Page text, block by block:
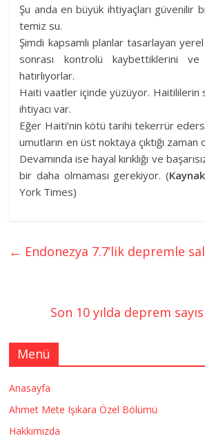
Şu anda en büyük ihtiyaçları güvenilir
temiz su.
Şimdi kapsamlı planlar tasarlayan
sonrası kontrolü kaybettiklerini ve
hatırlıyorlar.
Haiti vaatler içinde yüzüyor. Haitililerin
ihtiyacı var.
Eğer Haiti’nin kötü tarihi tekerrür
umutların en üst noktaya çıktığı zaman
Devamında ise hayal kırıklığı ve
bir daha olmaması gerekiyor. (Kaynak
York Times)
← Endonezya 7.7’lik depremle
Son 10 yılda deprem
Menü
Anasayfa
Ahmet Mete Işıkara Özel Bölümü
Hakkımızda